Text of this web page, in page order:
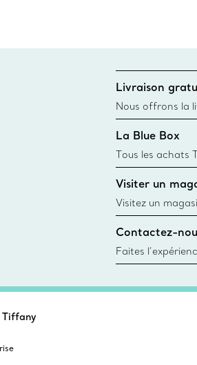
Livraison
Nous offrons la
toutes les
canadien et dont
La Blue Box
Tous les achats
une Tiffany Blue
remonte à 1886,
fabriqués à
matières
Visiter un
Visitez un
créations, les
Trouver le
Contactez-
Faites
besoins par les
Tiffany